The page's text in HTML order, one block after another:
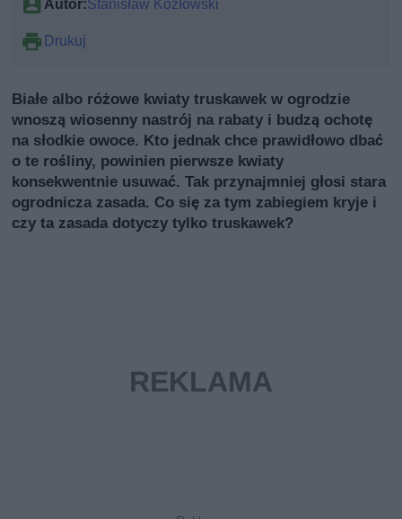
Autor:Stanisław Kozłowski
Drukuj
Białe albo różowe kwiaty truskawek w ogrodzie
wnoszą wiosenny nastrój na rabaty i budzą ochotę
na słodkie owoce. Kto jednak chce prawidłowo dbać
o te rośliny, powinien pierwsze kwiaty
konsekwentnie usuwać. Tak przynajmniej głosi stara
ogrodnicza zasada. Co się za tym zabiegiem kryje i
czy ta zasada dotyczy tylko truskawek?